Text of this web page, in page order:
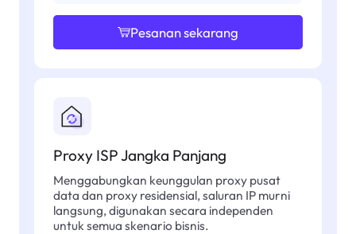
Pesanan sekarang
Proxy ISP Jangka Panjang
Menggabungkan keunggulan proxy pusat
data dan proxy residensial, saluran IP murni
langsung, digunakan secara independen
untuk semua skenario bisnis.